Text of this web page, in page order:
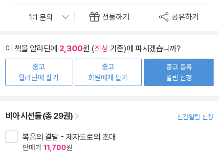
선물하기 공유하기
이 책을 알라딘에 2,300원 (최상기준)에 파시겠습니까?
중고
알라딘에 팔기
중고
회원에게 팔기
중고 등록
알림 신청
비아 시선들 (총 29권) 신간알림 신청
복음의 결말 - 제자도로의 초대
판매가 11,700원